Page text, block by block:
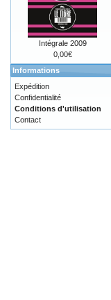
Intégrale 2009
0,00€
Informations
Expédition
Confidentialité
Conditions d'utilisation
Contact